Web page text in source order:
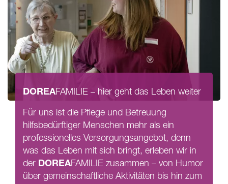
DOREAFAMILIE – hier geht das Leben weiter
Für uns ist die Pflege und Betreuung
hilfsbedürftiger Menschen mehr als ein
professionelles Versorgungsangebot, denn
was das Leben mit sich bringt, erleben wir in
der DOREAFAMILIE zusammen – von Humor
über gemeinschaftliche Aktivitäten bis hin zum